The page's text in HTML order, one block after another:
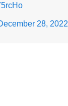
28, 2022